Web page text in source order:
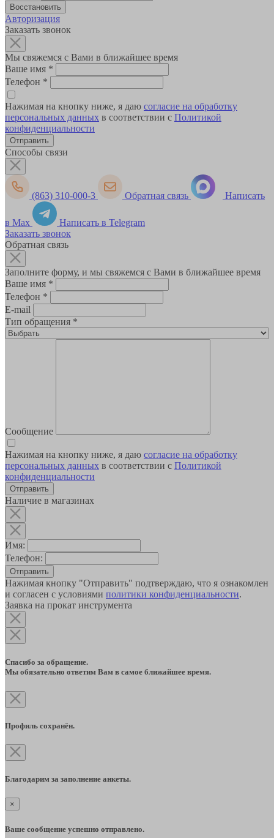
Авторизация
Заказать звонок
Мы свяжемся с Вами в ближайшее время
Ваше имя *
Телефон *
Нажимая на кнопку ниже, я даю согласие на обработку
персональных данных в соответствии с Политикой
конфиденциальности
Способы связи
(863) 310-000-3 Обратная связь Написать
в Max
Написать в Telegram
Заказать звонок
Обратная связь
Заполните форму, и мы свяжемся с Вами в ближайшее время
Ваше имя *
Телефон *
E-mail
Тип обращения *
Сообщение
Нажимая на кнопку ниже, я даю согласие на обработку
персональных данных в соответствии с Политикой
конфиденциальности
Наличие в магазинах
Имя:
Телефон:
Отправить
Нажимая кнопку "Отправить" подтверждаю, что я ознакомлен
и согласен с условиями политики конфиденциальности.
Заявка на прокат инструмента
Спасибо за обращение.
Мы обязательно ответим Вам в самое ближайшее время.
Профиль сохранён.
Благодарим за заполнение анкеты.
×
Ваше сообщение успешно отправлено.